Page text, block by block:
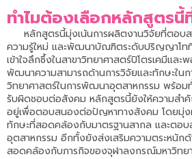
ทำไมต้องเลือกหลักสูตรนี้
หลักสูตรนี้มุ่งเน้นการผลิตงานวิจัยที่ตอบส
ความรู้ใหม่ และพัฒนาบัณฑิตระดับปริญญาโท
เข้าใจลึกซึ้งในสาขาวิทยาศาสตร์ปิโตรเคมีแล
พัฒนาความสามารถด้านการวิจัยและทักษะในก
วิทยาศาสตร์ในการพัฒนาอุตสาหกรรม พร้อม
รับผิดชอบต่อสังคม หลักสูตรนี้ยังให้ความสำ
อยู่เพื่อตอบสนองต่อปัญหาทางสังคม โดยมุ่
ทักษะที่สอดคล้องกับมาตรฐานสากล และตอ
อุตสาหกรรม อีกทั้งยังส่งเสริมความตระหนัก
สอดคล้องกับภารกิจของจุฬาลงกรณ์มหาวิทย